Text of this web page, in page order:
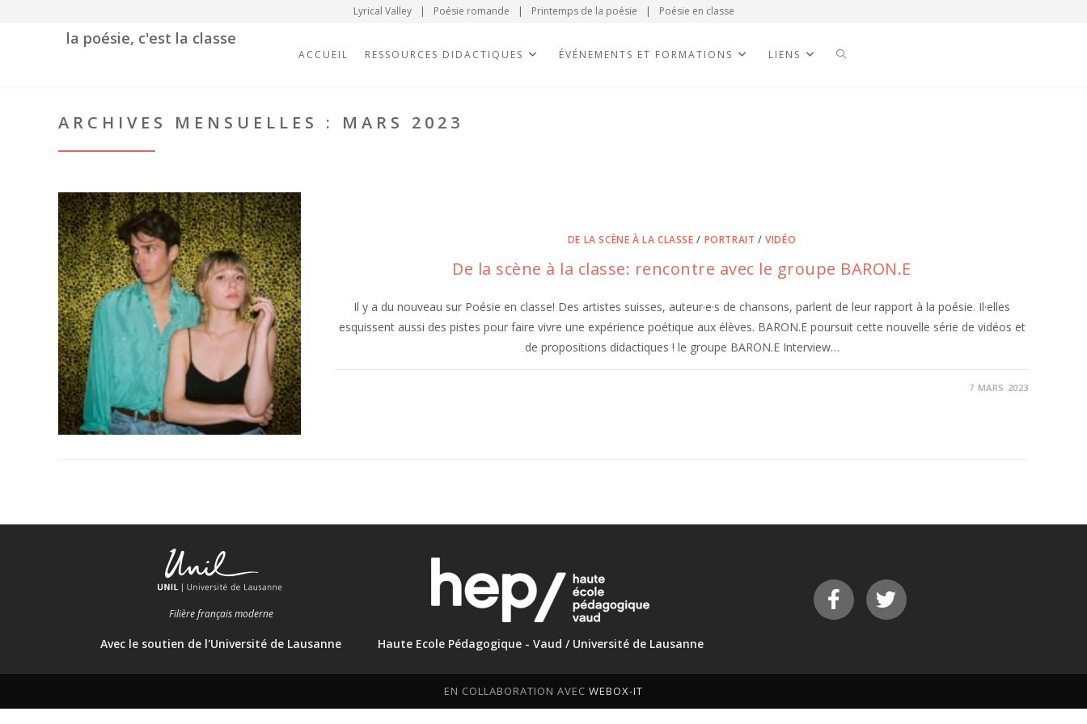
Lyrical Valley | Poésie romande | Printemps de la poésie | Poésie en classe
la poésie, c'est la classe
ACCUEIL RESSOURCES DIDACTIQUES ÉVÉNEMENTS ET FORMATIONS LIENS
ARCHIVES MENSUELLES : MARS 2023
DE LA SCÈNE À LA CLASSE / PORTRAIT /VIDÉO
De la scène à la classe: rencontre avec le groupe BARON.E
Il y a du nouveau sur Poésie en classe! Des artistes suisses, auteur·e·s de chansons, parlent de leur rapport à la poésie. Il·elles
esquissent aussi des pistes pour faire vivre une expérience poétique aux élèves. BARON.E poursuit cette nouvelle série de vidéos et
de propositions didactiques ! le groupe BARON.E Interview…
7 MARS 2023
Filière français moderne
Avec le soutien de l'Université de Lausanne Haute Ecole Pédagogique - Vaud / Université de Lausanne
EN COLLABORATION AVEC WEBOX-IT